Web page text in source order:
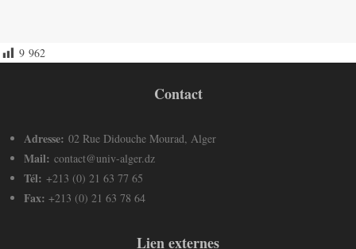
9 962
Contact
Adresse: 02 Rue Didouche Mourad, Alger
Mail: contact@univ-alger.dz
Tél: +213 (0) 21 63 77 65
Fax: +213 (0) 21 63 78 64
Lien externes